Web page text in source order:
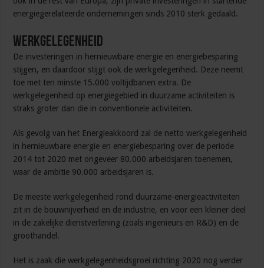
energiegerelateerde ondernemingen sinds 2010 sterk gedaald.
Werkgelegenheid
De investeringen in hernieuwbare energie en energiebesparing
stijgen, en daardoor stijgt ook de werkgelegenheid. Deze neemt
toe met ten minste 15.000 voltijdbanen extra. De
werkgelegenheid op energiegebied in duurzame activiteiten is
straks groter dan die in conventionele activiteiten.
Als gevolg van het Energieakkoord zal de netto werkgelegenheid
in hernieuwbare energie en energiebesparing over de periode
2014 tot 2020 met ongeveer 80.000 arbeidsjaren toenemen,
waar de ambitie 90.000 arbeidsjaren is.
De meeste werkgelegenheid rond duurzame-energieactiviteiten
zit in de bouwnijverheid en de industrie, en voor een kleiner deel
in de zakelijke dienstverlening (zoals ingenieurs en R&D) en de
groothandel.
Het is zaak die werkgelegenheidsgroei richting 2020 nog verder